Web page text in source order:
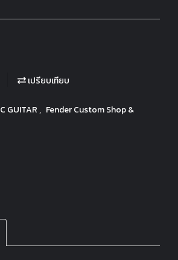
เปรียบเทียบ
GUITAR , Fender Custom Shop &